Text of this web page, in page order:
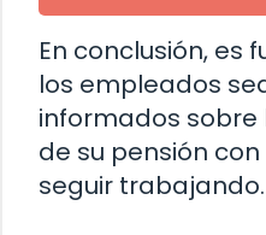
En conclusión, es
los empleados
informados
de su pensión
seguir trabajando.